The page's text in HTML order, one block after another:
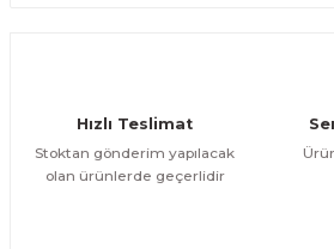
Hızlı Teslimat
Stoktan gönderim yapılacak
olan ürünlerde geçerlidir